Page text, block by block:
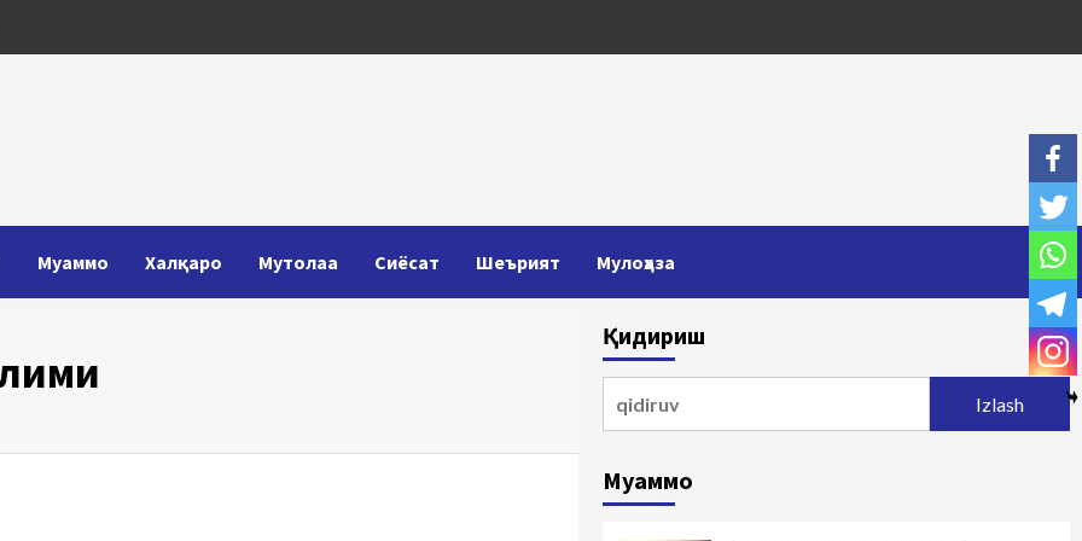
Муаммо Халқаро Мутолаа Сиёсат Шеърият Мулоҳаза
Қидириш
Муаммо